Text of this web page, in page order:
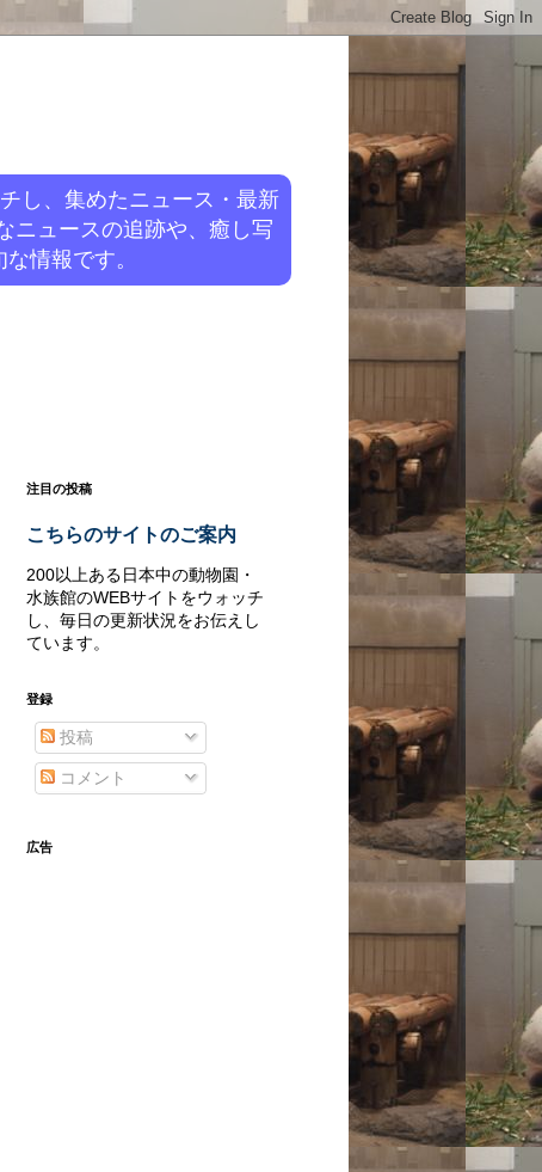
し、集めたニュース・最新
ニュースの追跡や、癒し写
情報です。
注目の投稿
こちらのサイトのご案内
200以上ある日本中の動物園・
水族館のWEBサイトをウォッチ
し、毎日の更新状況をお伝えし
ています。
登録
投稿
コメント
広告